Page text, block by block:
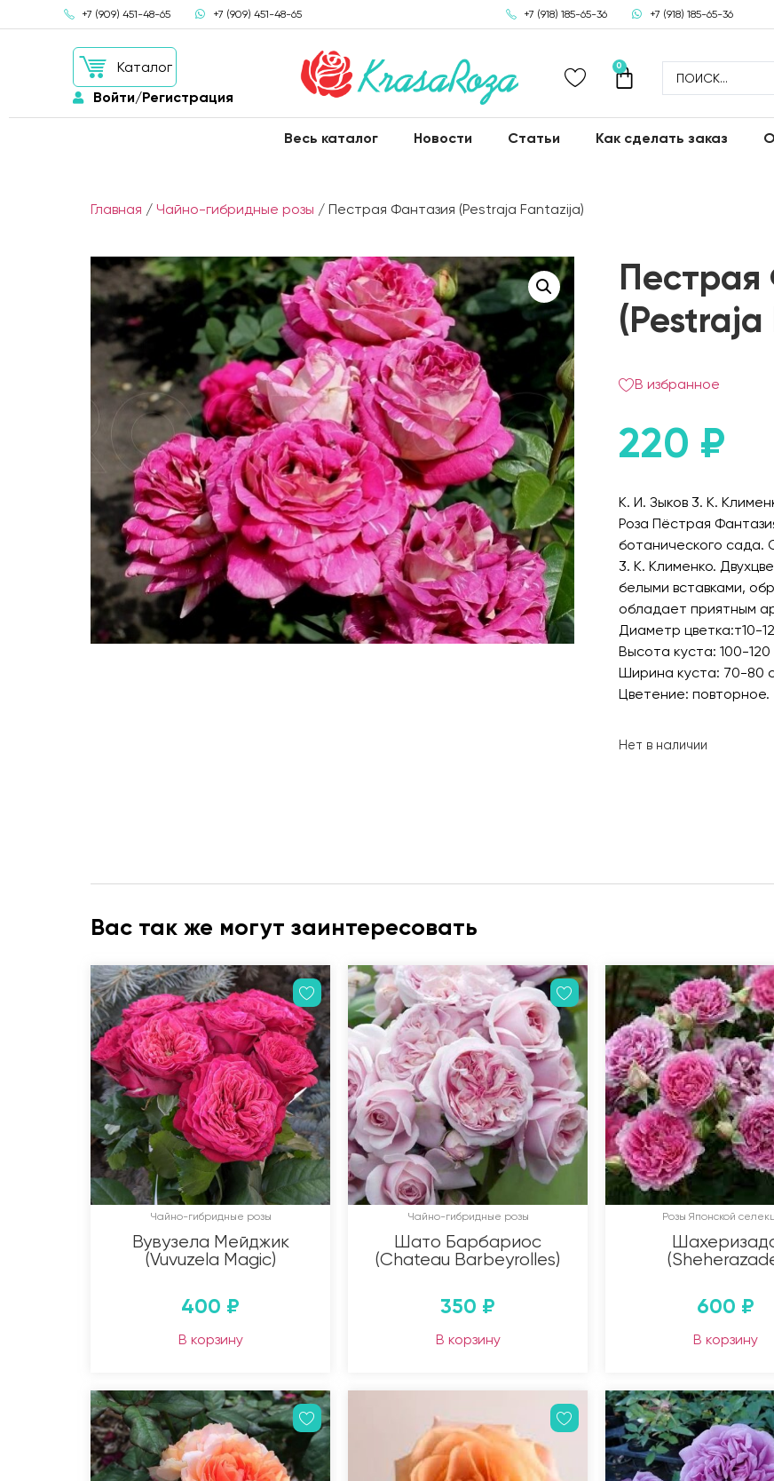
+7 (909) 451-48-65 +7 (909) 451-48-65 +7 (918) 185-65-36 +7 (918) 185-65-36
Каталог
Войти/Регистрация
0
Весь каталог Новости Статьи Как сделать заказ
Главная / Чайно-гибридные розы / Пестрая Фантазия (Pestraja Fantazija)
Пестрая
В избранное
220 ₽
К. И. Зыков 3. К.
Роза Пёстрая
ботанического сада.
3. К. Клименко.
белыми вставками,
обладает приятным
Диаметр цветка:т10-
Высота куста: 100-120
Ширина куста: 70-80
Цветение: повторное.
Нет в наличии
Вас так же могут заинтересовать
Чайно-гибридные розы
Вувузела Мейджик
(Vuvuzela Magic)
400 ₽
В корзину
Чайно-гибридные розы
Шато Барбариос
(Chateau Barbeyrolles)
350 ₽
В корзину
Розы Японской
600 ₽
В корзину